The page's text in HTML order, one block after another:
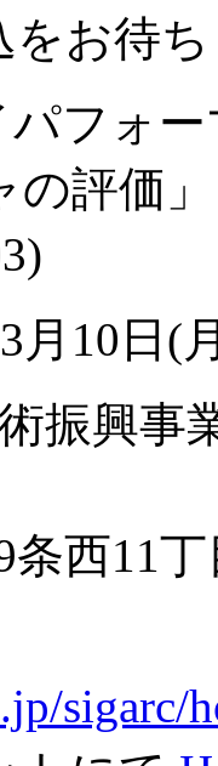
をお待
パフォ
の評価
月10日(
振興事
西11
sigarc/